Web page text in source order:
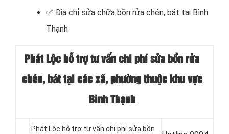
✅ Địa chỉ sửa chữa bồn rửa chén, bát tại Bình
Thạnh
Phát Lộc hỗ trợ tư vấn chi phí sửa bồn rửa
chén, bát tại các xã, phường thuộc khu vực
Bình Thạnh
Phát Lộc hỗ trợ tư vấn chi phí sửa bồn